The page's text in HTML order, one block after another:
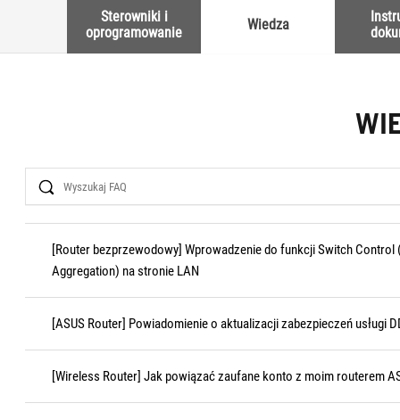
Sterowniki i
oprogramowanie
Wiedza
Search
[Router bezprzewodowy] Wprowadzenie do funkcji Switch
Aggregation) na stronie LAN
[ASUS Router] Powiadomienie o aktualizacji zabezpieczeń usługi
[Wireless Router] Jak powiązać zaufane konto z moim routerem